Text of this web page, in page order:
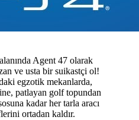
Agent 47 olarak
ve usta bir suikastçi ol!
egzotik mekanlarda,
patlayan golf topundan
kadar her tarla aracı
ortadan kaldır.